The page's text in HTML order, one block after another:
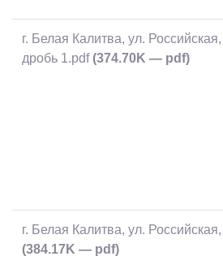
г. Белая Калитва, ул.
дробь 1.pdf (374.70K — pdf)
г. Белая Калитва, ул.
(384.17K — pdf)